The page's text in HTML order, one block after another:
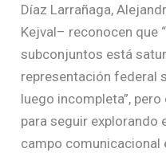
Díaz Larrañaga,
Kejval– reconocen que
subconjuntos está
representación federal
luego incompleta”,
para seguir explorando
campo comunicacional